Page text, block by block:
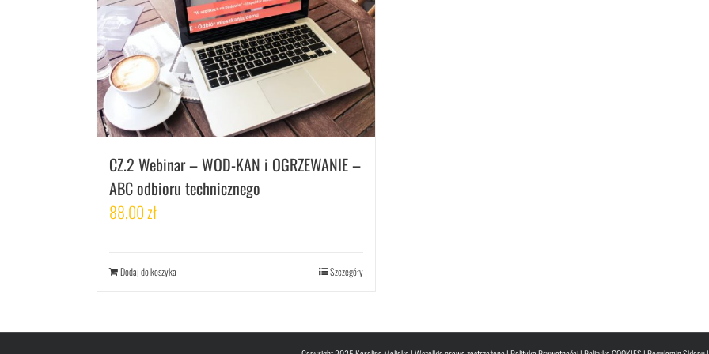
CZ.2 Webinar – WOD-KAN i OGRZEWANIE –
ABC odbioru technicznego
88,00zł
Dodaj do koszyka Szczegóły